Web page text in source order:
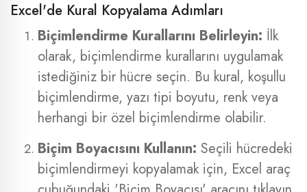
Excel'de Kural Kopyalama Adımları
Biçimlendirme Kurallarını Belirleyin: İlk
olarak, biçimlendirme kurallarını uygulamak
istediğiniz bir hücre seçin. Bu kural, koşullu
biçimlendirme, yazı tipi boyutu, renk veya
herhangi bir özel biçimlendirme olabilir.
Biçim Boyacısını Kullanın: Seçili hücredeki
biçimlendirmeyi kopyalamak için, Excel araç